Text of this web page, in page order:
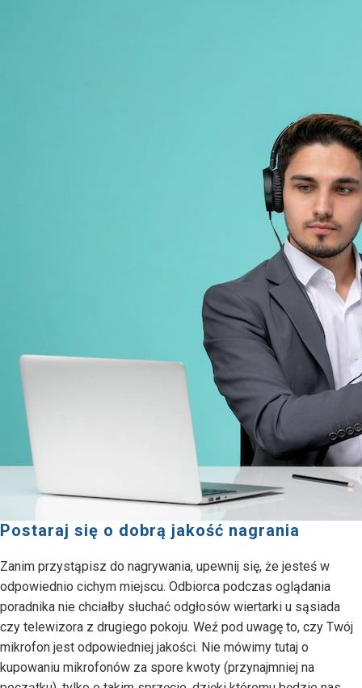
Postaraj się o dobrą jakość nagrania
Zanim przystąpisz do nagrywania, upewnij się, że jesteś w
odpowiednio cichym miejscu. Odbiorca podczas oglądania
poradnika nie chciałby słuchać odgłosów wiertarki u sąsiada
czy telewizora z drugiego pokoju. Weź pod uwagę to, czy Twój
mikrofon jest odpowiedniej jakości. Nie mówimy tutaj o
kupowaniu mikrofonów za spore kwoty (przynajmniej na